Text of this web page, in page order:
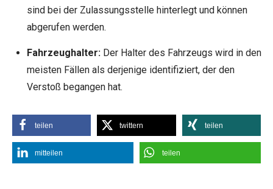
sind bei der Zulassungsstelle hinterlegt und können
abgerufen werden.
Fahrzeughalter:Der Halter des Fahrzeugs wird in den
meisten Fällen als derjenige identifiziert, der den
Verstoß begangen hat.
teilen twittern teilen
mitteilen teilen